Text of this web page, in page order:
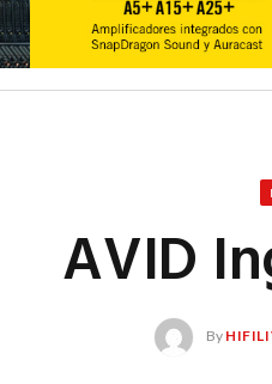
AVID
By